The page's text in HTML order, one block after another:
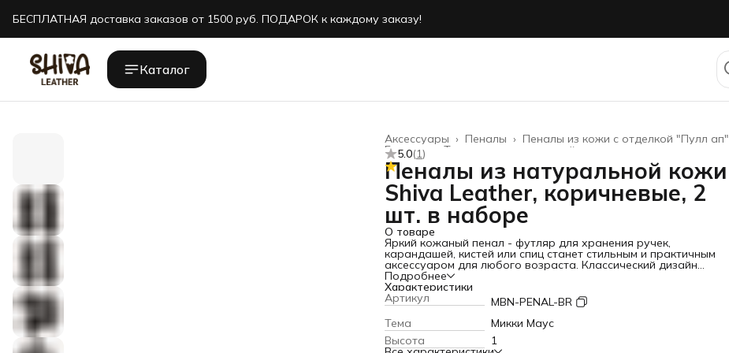
БЕСПЛАТНАЯ доставка заказов от 1500 руб. ПОДАРОК к каждому заказу!
БЕСПЛАТНАЯ доставка заказов от 1500 руб. ПОДАРОК к каждому заказу!
Каталог
Пеналы из кожи с отделкой "Пулл ап"
Пеналы ›
Аксессуары ›
Товары из натуральной кожи
Главная
5.0(1)
Пеналы из натуральной кожи
Shiva Leather, коричневые, 2
шт. в наборе
О товаре
Яркий кожаный пенал - футляр для хранения ручек,
карандашей, кистей или спиц станет стильным и практичным
аксессуаром для любого возраста. Классический дизайн
пенала из натуральной кожи отличается изысканностью и
премиальным внешним видом. Благодаря универсальной
конструкции футляр удобно носить в сумке, рюкзаке или
хранить на рабочем столе — он подходит как для школы, так
и для работы, учебы или творчества. Оранжевый цвет делает
аксессуар заметным и легко находимым среди других вещей,
что особенно полезно для студента или школьника.
Подробнее
Характеристики
Артикул
MBN-PENAL-BR
Тема
Микки Маус
Высота
1